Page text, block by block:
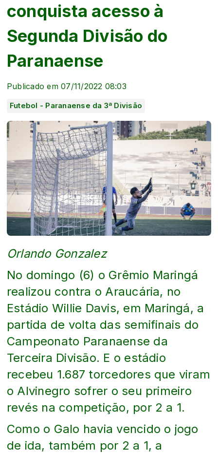
conquista acesso à
Segunda Divisão do
Paranaense
Publicado em 07/11/2022 08:03
Futebol - Paranaense da 3ª Divisão
Orlando Gonzalez
No domingo (6) o Grêmio Maringá
realizou contra o Araucária, no
Estádio Willie Davis, em Maringá, a
partida de volta das semifinais do
Campeonato Paranaense da
Terceira Divisão. E o estádio
recebeu 1.687 torcedores que viram
o Alvinegro sofrer o seu primeiro
revés na competição, por 2 a 1.
Como o Galo havia vencido o jogo
de ida, também por 2 a 1, a